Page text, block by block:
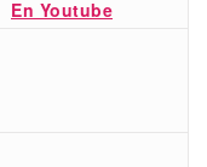
En Youtube